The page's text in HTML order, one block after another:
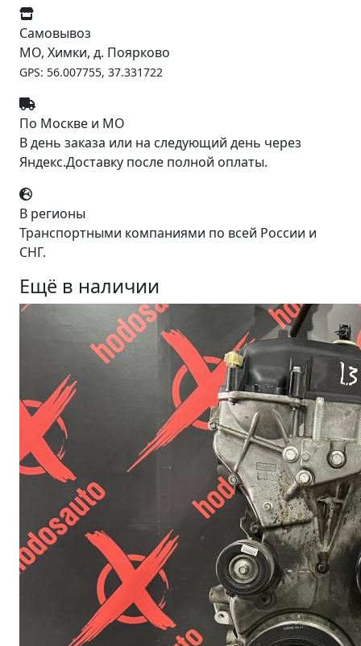
Самовывоз
МО, Химки, д. Поярково
GPS: 56.007755, 37.331722
По Москве и МО
В день заказа или на следующий день через
Яндекс.Доставку после полной оплаты.
В регионы
Транспортными компаниями по всей России и
СНГ.
Ещё в наличии